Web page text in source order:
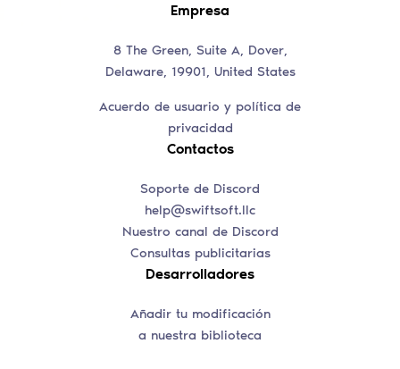
Empresa
8 The Green, Suite A, Dover,
Delaware, 19901, United States
Acuerdo de usuario y política de
privacidad
Contactos
Soporte de Discord
help@swiftsoft.llc
Nuestro canal de Discord
Consultas publicitarias
Desarrolladores
Añadir tu modificación
a nuestra biblioteca